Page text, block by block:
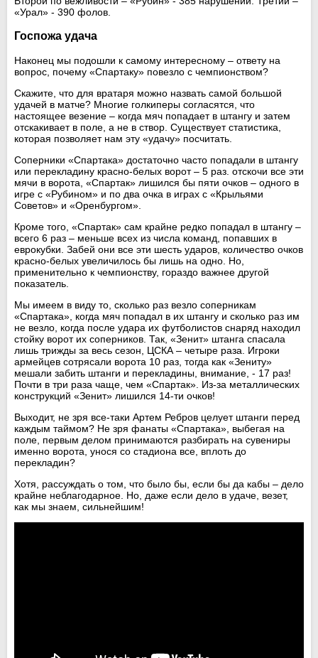
«Урал» - 390 фолов.
Госпожа удача
Наконец мы подошли к самому интересному – ответу на
вопрос, почему «Спартаку» повезло с чемпионством?
Скажите, что для вратаря можно назвать самой большой
удачей в матче? Многие голкиперы согласятся, что
настоящее везение – когда мяч попадает в штангу и затем
отскакивает в поле, а не в створ. Существует статистика,
которая позволяет нам эту «удачу» посчитать.
Соперники «Спартака» достаточно часто попадали в штангу
или перекладину красно-белых ворот – 5 раз. отскочи все эти
мячи в ворота, «Спартак» лишился бы пяти очков – одного в
игре с «Рубином» и по два очка в играх с «Крыльями
Советов» и «Оренбургом».
Кроме того, «Спартак» сам крайне редко попадал в штангу –
всего 6 раз – меньше всех из числа команд, попавших в
еврокубки. Забей они все эти шесть ударов, количество очков
красно-белых увеличилось бы лишь на одно. Но,
применительно к чемпионству, гораздо важнее другой
показатель.
Мы имеем в виду то, сколько раз везло соперникам
«Спартака», когда мяч попадал в их штангу и сколько раз им
не везло, когда после удара их футболистов снаряд находил
стойку ворот их соперников. Так, «Зенит» штанга спасала
лишь трижды за весь сезон, ЦСКА – четыре раза. Игроки
армейцев сотрясали ворота 10 раз, тогда как «Зениту»
мешали забить штанги и перекладины, внимание, - 17 раз!
Почти в три раза чаще, чем «Спартак». Из-за металлических
конструкций «Зенит» лишился 14-ти очков!
Выходит, не зря все-таки Артем Ребров целует штанги перед
каждым таймом? Не зря фанаты «Спартака», выбегая на
поле, первым делом принимаются разбирать на сувениры
именно ворота, унося со стадиона все, вплоть до
перекладин?
Хотя, рассуждать о том, что было бы, если бы да кабы – дело
крайне неблагодарное. Но, даже если дело в удаче, везет,
как мы знаем, сильнейшим!